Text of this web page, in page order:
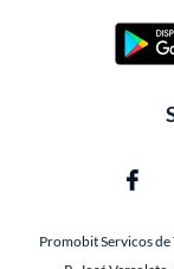
Promobit Servicos